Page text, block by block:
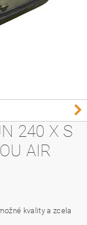
240 X S
AIR
kvality a zcela